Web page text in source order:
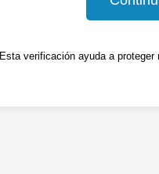
Esta verificación ayuda a